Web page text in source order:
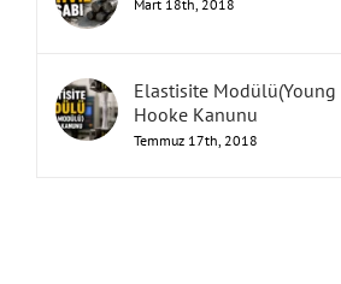
Mart 18th, 2018
Elastisite
Hooke Kanunu
Temmuz 17th, 2018